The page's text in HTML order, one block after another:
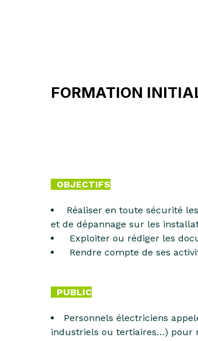
FORMATION
OBJECTIFS
Réaliser en toute sécurité
et de dépannage sur les
Exploiter ou rédiger les
Rendre compte de ses
PUBLIC
Personnels électriciens
industriels ou tertiaires…) pour